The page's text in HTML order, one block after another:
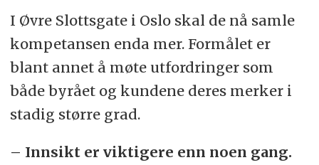
I Øvre Slottsgate i Oslo skal de nå samle
kompetansen enda mer. Formålet er
blant annet å møte utfordringer som
både byrået og kundene deres merker i
stadig større grad.
– Innsikt er viktigere enn noen gang.